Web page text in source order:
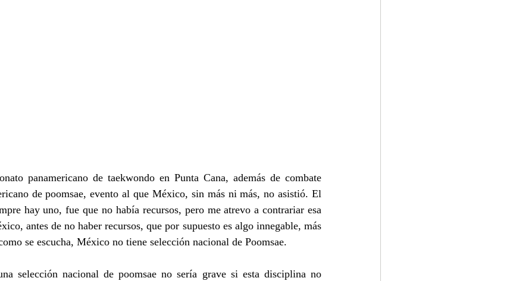
panamericano de taekwondo en Punta Cana, además de combate
de poomsae, evento al que México, sin más ni más, no asistió. El
hay uno, fue que no había recursos, pero me atrevo a contrariar esa
antes de no haber recursos, que por supuesto es algo innegable, más
se escucha, México no tiene selección nacional de Poomsae.
selección nacional de poomsae no sería grave si esta disciplina no